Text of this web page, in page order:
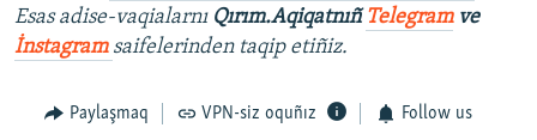
Esas adise-vaqialarnı Qırım.AqiqatnıñTelegramve
İnstagram saifelerinden taqip etiñiz.
Paylaşmaq VPN-siz oquñız Follow us